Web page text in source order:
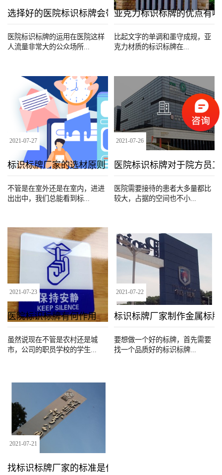
选择好的医院标识标牌会带来怎样的效果
医院标识标牌的运用在医院这样
人流量非常大的公众场所...
亚克力标识标牌的优点有
比起文字的单调和墨守成规，亚
克力材质的标识标牌‍在...
2021-07-27
标识标牌厂家的选材原则
不管是在室外还是在室内，进进
出出中，我们总能看到标...
2021-07-26
医院标识标牌对于院方员
医院需要接待的患者大多量都比
较大，占据的空间也不小...
2021-07-23
医院标识标牌有何作用
虽然说现在不管是农村还是城
市，公司的职员学校的学生...
2021-07-22
标识标牌厂家‍制作金属标
要想做一个好的标牌，首先需要
找一个品质好的标识标牌...
2021-07-21
找标识标牌厂家‍的标准是什么？